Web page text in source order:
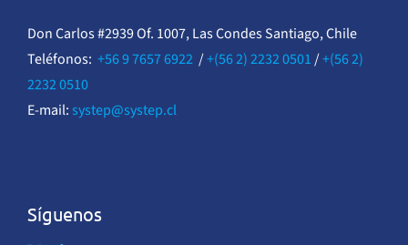
Don Carlos #2939 Of. 1007, Las Condes Santiago, Chile
Teléfonos: +56 9 7657 6922/+(56 2) 2232 0501/+(56 2)
2232 0510
E-mail: systep@systep.cl
Síguenos